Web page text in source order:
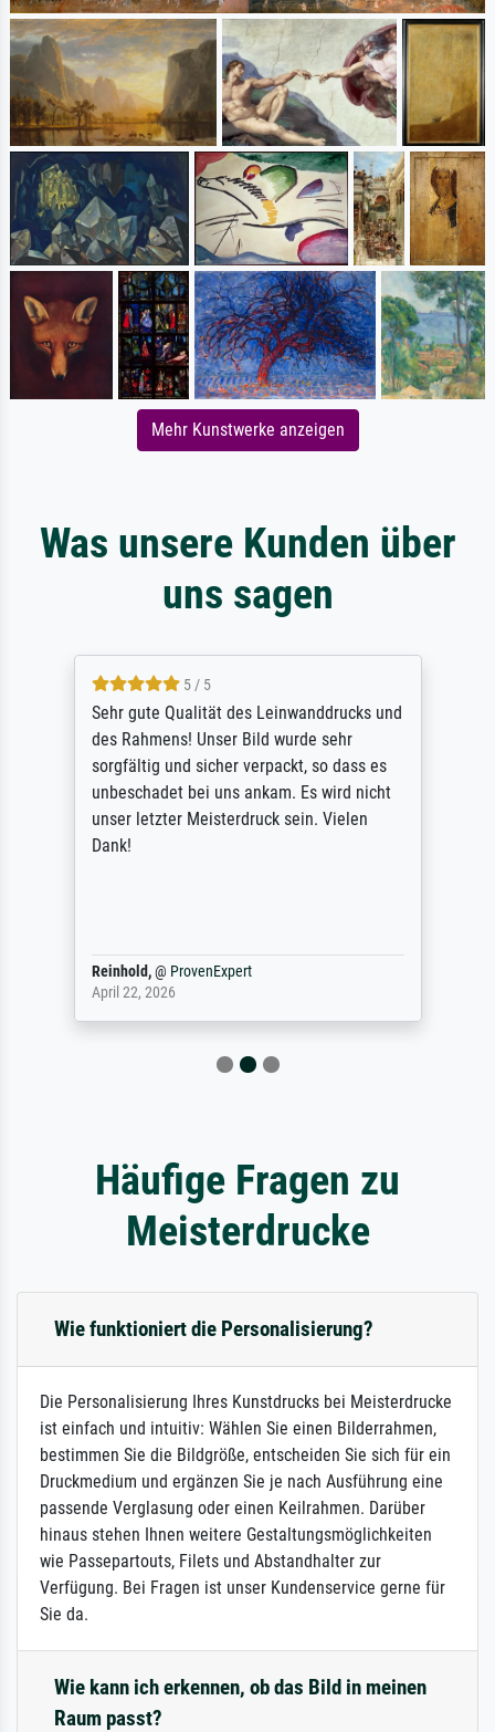
Mehr Kunstwerke anzeigen
Was unsere Kunden über
uns sagen
und
so dass es
Es wird nicht
sein. Vielen
absolute Qualität des
sonstige Verarbeitung
professionalem Handwerk.
vergessen die tolle
Sehr aufwändig, aber bei
Häufige Fragen zu
Meisterdrucke
Wie funktioniert die Personalisierung?
Die Personalisierung Ihres Kunstdrucks bei Meisterdrucke
ist einfach und intuitiv: Wählen Sie einen Bilderrahmen,
bestimmen Sie die Bildgröße, entscheiden Sie sich für ein
Druckmedium und ergänzen Sie je nach Ausführung eine
passende Verglasung oder einen Keilrahmen. Darüber
hinaus stehen Ihnen weitere Gestaltungsmöglichkeiten
wie Passepartouts, Filets und Abstandhalter zur
Verfügung. Bei Fragen ist unser Kundenservice gerne für
Sie da.
Wie kann ich erkennen, ob das Bild in meinen
Raum passt?